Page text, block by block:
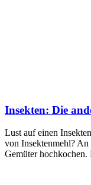
Insekten: Die
Lust auf einen
von Insektenmehl?
Gemüter